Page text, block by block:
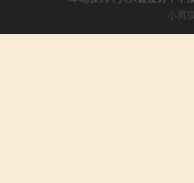
小男孩